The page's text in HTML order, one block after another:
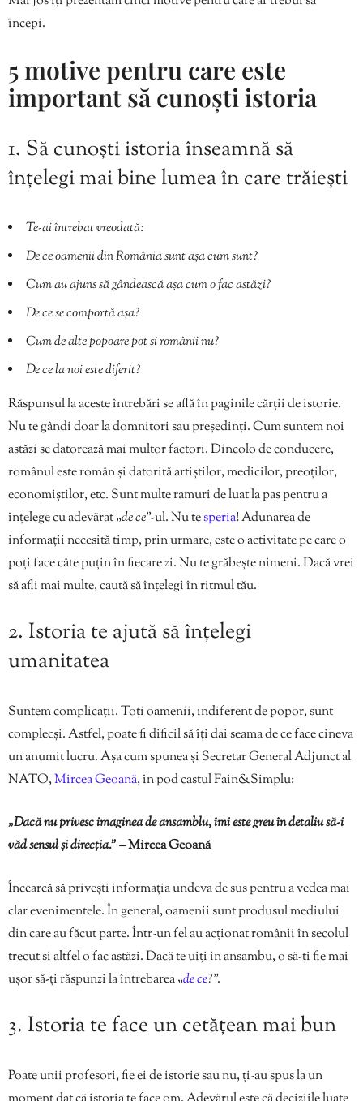
începi.
5 motive pentru care este
important să cunoști istoria
1. Să cunoști istoria înseamnă să
înțelegi mai bine lumea în care trăiești
Te-ai întrebat vreodată:
De ce oamenii din România sunt așa cum sunt?
Cum au ajuns să gândească așa cum o fac astăzi?
De ce se comportă așa?
Cum de alte popoare pot și românii nu?
De ce la noi este diferit?
Răspunsul la aceste întrebări se află în paginile cărții de istorie.
Nu te gândi doar la domnitori sau președinți. Cum suntem noi
astăzi se datorează mai multor factori. Dincolo de conducere,
românul este român și datorită artiștilor, medicilor, preoților,
economiștilor, etc. Sunt multe ramuri de luat la pas pentru a
înțelege cu adevărat „de ce”-ul. Nu tesperia! Adunarea de
informații necesită timp, prin urmare, este o activitate pe care o
poți face câte puțin în fiecare zi. Nu te grăbește nimeni. Dacă vrei
să afli mai multe, caută să înțelegi în ritmul tău.
2. Istoria te ajută să înțelegi
umanitatea
Suntem complicații. Toți oamenii, indiferent de popor, sunt
complecși. Astfel, poate fi dificil să îți dai seama de ce face cineva
un anumit lucru. Așa cum spunea și Secretar General Adjunct al
NATO,Mircea Geoană, în pod castul Fain&Simplu:
„Dacă nu privesc imaginea de ansamblu, îmi este greu în detaliu să-i
văd sensul și direcția.”– Mircea Geoană
Încearcă să privești informația undeva de sus pentru a vedea mai
clar evenimentele. În general, oamenii sunt produsul mediului
din care au făcut parte. Într-un fel au acționat românii în secolul
trecut și altfel o fac astăzi. Dacă te uiți în ansambu, o să-ți fie mai
ușor să-ți răspunzi la întrebarea „de ce?”.
3. Istoria te face un cetățean mai bun
Poate unii profesori, fie ei de istorie sau nu, ți-au spus la un